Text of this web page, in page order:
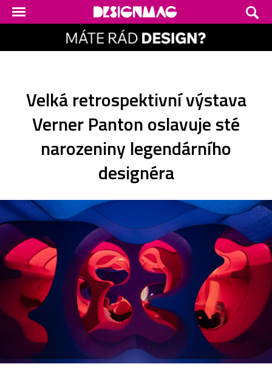
Velká retrospektivní výstava
Verner Panton oslavuje sté
narozeniny legendárního
designéra